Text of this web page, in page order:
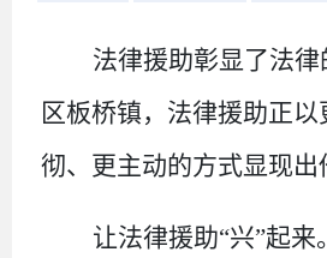
法律援助彰显了法
区板桥镇，法律援助正
彻、更主动的方式显现出
让法律援助“兴”起